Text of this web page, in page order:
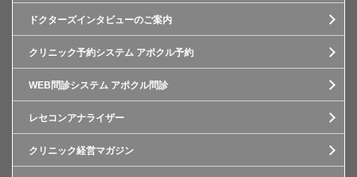
ドクターズインタビューのご案内
クリニック予約システム アポクル予約
WEB問診システム アポクル問診
レセコンアナライザー
クリニック経営マガジン